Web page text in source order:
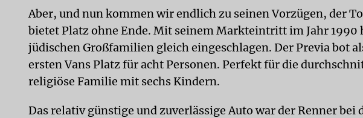
Aber, und nun kommen wir endlich zu seinen Vorzügen, der
bietet Platz ohne Ende. Mit seinem Markteintritt im Jahr 1990
jüdischen Großfamilien gleich eingeschlagen. Der Previa bot
ersten Vans Platz für acht Personen. Perfekt für die
religiöse Familie mit sechs Kindern.
Das relativ günstige und zuverlässige Auto war der Renner bei